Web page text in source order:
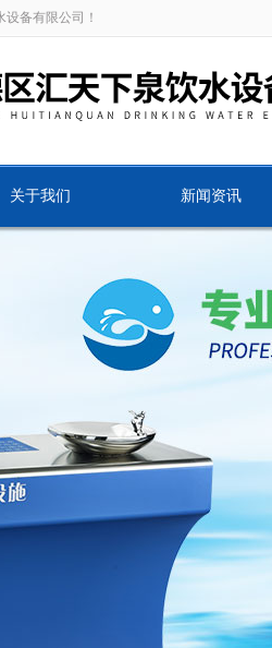
备有限公司！
关于我们 新闻资讯